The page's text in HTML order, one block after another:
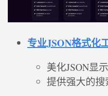
专业JSON格式化
美化JSON显
提供强大的